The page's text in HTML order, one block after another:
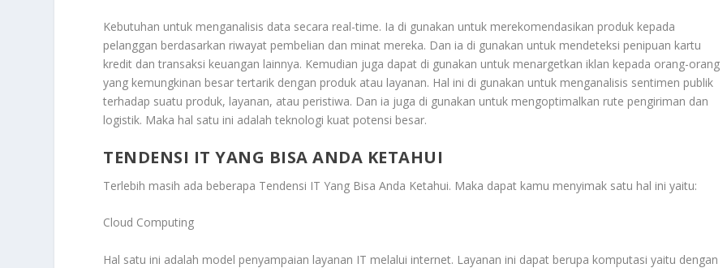
Kebutuhan untuk menganalisis data secara real-time. Ia di gunakan untuk merekomendasikan produk kepada
pelanggan berdasarkan riwayat pembelian dan minat mereka. Dan ia di gunakan untuk mendeteksi penipuan kartu
kredit dan transaksi keuangan lainnya. Kemudian juga dapat di gunakan untuk menargetkan iklan kepada orang-orang
yang kemungkinan besar tertarik dengan produk atau layanan. Hal ini di gunakan untuk menganalisis sentimen publik
terhadap suatu produk, layanan, atau peristiwa. Dan ia juga di gunakan untuk mengoptimalkan rute pengiriman dan
logistik. Maka hal satu ini adalah teknologi kuat potensi besar.
TENDENSI IT YANG BISA ANDA KETAHUI
Terlebih masih ada beberapa Tendensi IT Yang Bisa Anda Ketahui. Maka dapat kamu menyimak satu hal ini yaitu:
Cloud Computing
Hal satu ini adalah model penyampaian layanan IT melalui internet. Layanan ini dapat berupa komputasi yaitu dengan